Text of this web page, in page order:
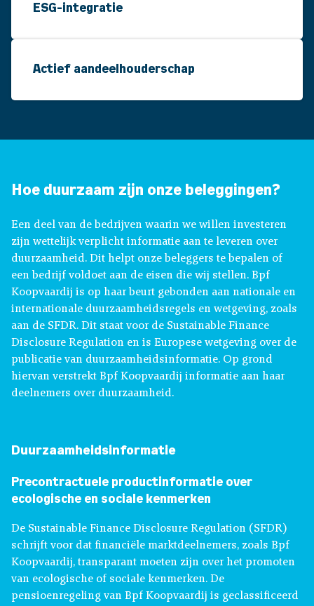
ESG-integratie
Actief aandeelhouderschap
Hoe duurzaam zijn onze beleggingen?
Een deel van de bedrijven waarin we willen investeren
zijn wettelijk verplicht informatie aan te leveren over
duurzaamheid. Dit helpt onze beleggers te bepalen of
een bedrijf voldoet aan de eisen die wij stellen. Bpf
Koopvaardij is op haar beurt gebonden aan nationale en
internationale duurzaamheidsregels en wetgeving, zoals
aan de SFDR. Dit staat voor de Sustainable Finance
Disclosure Regulation en is Europese wetgeving over de
publicatie van duurzaamheidsinformatie. Op grond
hiervan verstrekt Bpf Koopvaardij informatie aan haar
deelnemers over duurzaamheid.
Duurzaamheidsinformatie
Precontractuele productinformatie over
ecologische en sociale kenmerken
De Sustainable Finance Disclosure Regulation (SFDR)
schrijft voor dat financiële marktdeelnemers, zoals Bpf
Koopvaardij, transparant moeten zijn over het promoten
van ecologische of sociale kenmerken. De
pensioenregeling van Bpf Koopvaardij is geclassificeerd